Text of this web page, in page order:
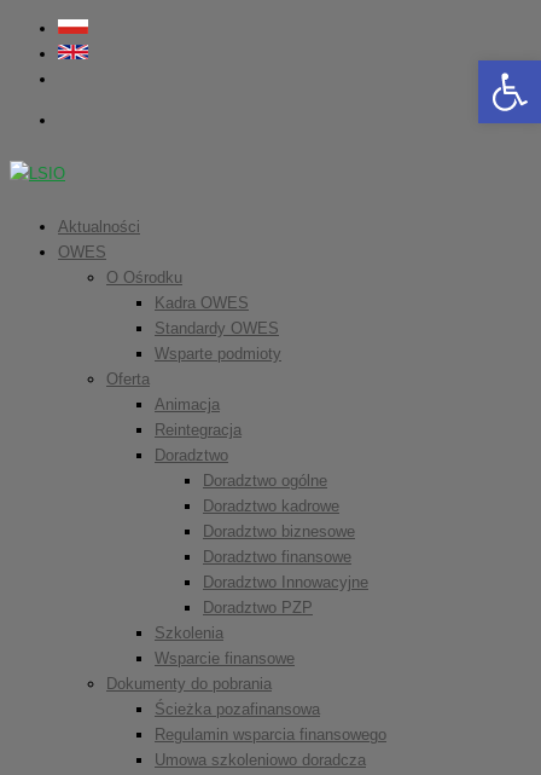
Aktualności
OWES
O Ośrodku
Kadra OWES
Standardy OWES
Wsparte podmioty
Oferta
Animacja
Reintegracja
Doradztwo
Doradztwo ogólne
Doradztwo kadrowe
Doradztwo biznesowe
Doradztwo finansowe
Doradztwo Innowacyjne
Doradztwo PZP
Szkolenia
Wsparcie finansowe
Dokumenty do pobrania
Ścieżka pozafinansowa
Regulamin wsparcia finansowego
Umowa szkoleniowo doradcza